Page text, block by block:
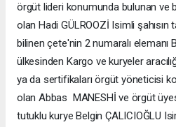
örgüt lideri konumunda bulunan ve
olan Hadi GÜLROOZİ Isimli şahısın
bilinen çete'nin 2 numaralı elemanı
ülkesinden Kargo ve kuryeler
ya da sertifikaları örgüt yöneticisi
olan Abbas MANESHİ ve örgüt
tutuklu kurye Belgin ÇALICIOĞLU